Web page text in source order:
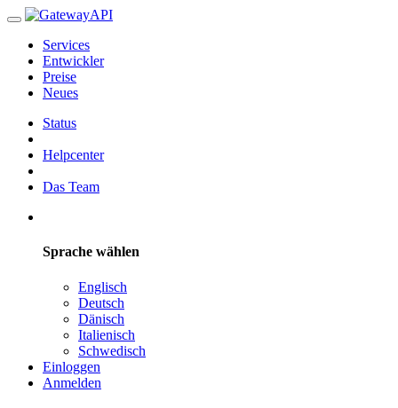
Services
Entwickler
Preise
Neues
Status
Helpcenter
Das Team
Sprache wählen
Englisch
Deutsch
Dänisch
Italienisch
Schwedisch
Einloggen
Anmelden